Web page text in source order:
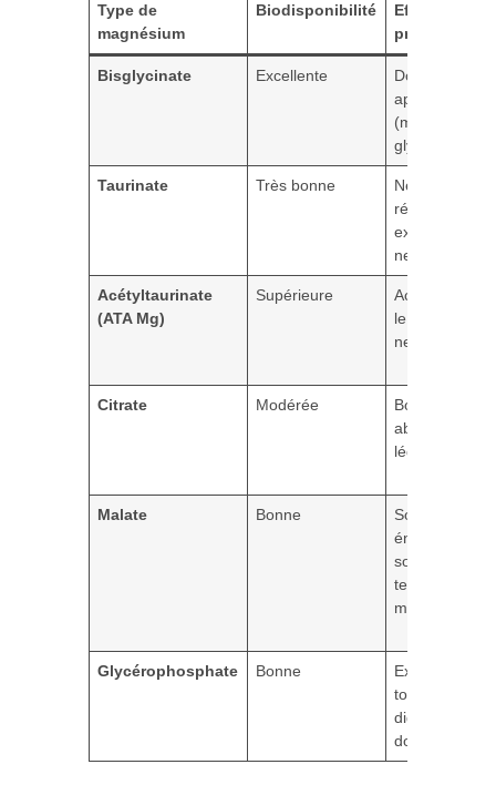
Type de
magnésium
Biodisponibilité
Effets
principaux
Bisglycinate Excellente
Double action
apaisante
(magnésium +
glycine)
Taurinate Très bonne
régulation
excitabilité
neuronale
Acétyltaurinate
(ATA Mg)
Supérieure
Action ciblée
le système
nerveux
Citrate Modérée
Bon
absorption/
léger effet
Malate Bonne
Soutien
énergétique,
soulagement
tensions
musculaires
Glycérophosphate Bonne
Excellente
tolérance
digestive,
douce